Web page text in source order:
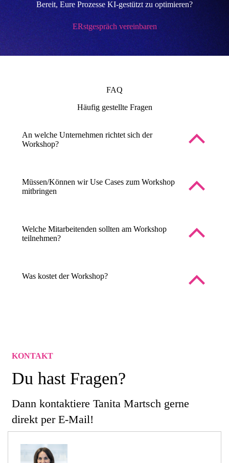
Bereit, Eure Prozesse KI-gestützt zu optimieren?
ERstgespräch vereinbaren
FAQ
Häufig gestellte Fragen
An welche Unternehmen richtet sich der
Workshop?
Müssen/Können wir Use Cases zum Workshop
mitbringen
Welche Mitarbeitenden sollten am Workshop
teilnehmen?
Was kostet der Workshop?
KONTAKT
Du hast Fragen?
Dann kontaktiere Tanita Martsch gerne
direkt per E-Mail!